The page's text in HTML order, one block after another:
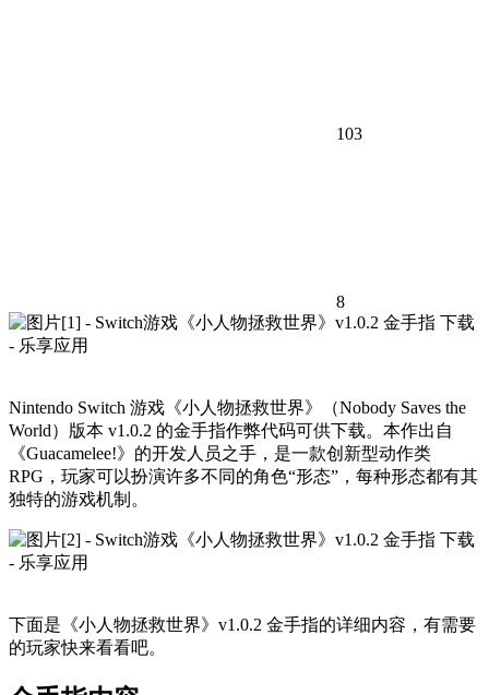
103
8
Nintendo Switch 游戏《小人物拯救世界》（Nobody Saves the
World）版本 v1.0.2 的金手指作弊代码可供下载。本作出自
《Guacamelee!》的开发人员之手，是一款创新型动作类
RPG，玩家可以扮演许多不同的角色“形态”，每种形态都有其
独特的游戏机制。
下面是《小人物拯救世界》v1.0.2 金手指的详细内容，有需要
的玩家快来看看吧。